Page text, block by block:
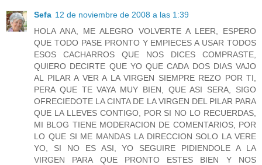
Sefa 12 de noviembre de 2008 a las 1:39
HOLA ANA, ME ALEGRO VOLVERTE A LEER, ESPERO
QUE TODO PASE PRONTO Y EMPIECES A USAR TODOS
ESOS CACHARROS QUE NOS DICES COMPRASTE,
QUIERO DECIRTE QUE YO QUE CADA DOS DIAS VAJO
AL PILAR A VER A LA VIRGEN SIEMPRE REZO POR TI,
PERA QUE TE VAYA MUY BIEN, QUE ASI SERA, SIGO
OFRECIEDOTE LA CINTA DE LA VIRGEN DEL PILAR PARA
QUE LA LLEVES CONTIGO, POR SI NO LO RECUERDAS,
MI BLOG TIENE MODERACION DE COMENTARIOS, POR
LO QUE SI ME MANDAS LA DIRECCION SOLO LA VERE
YO, SI NO ES ASI, YO SEGUIRE PIDIENDOLE A LA
VIRGEN PARA QUE PRONTO ESTES BIEN Y NOS